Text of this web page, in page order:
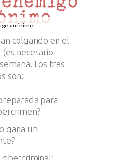
anónimo
colgando en el
necesario
Los tres
son:
para
gana un
cibercriminal: